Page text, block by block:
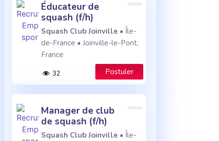
éducateur de
squash (f/h)
Squash Club Joinville • Île-
de-France • Joinville-le-Pont,
France
32 Postuler
manager de club
de squash (f/h)
Squash Club Joinville • Île-